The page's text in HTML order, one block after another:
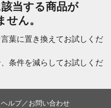
当する商品が
せん。
葉に置き換えてお試しくだ
条件を減らしてお試しくだ
ヘルプ／お問い合わせ